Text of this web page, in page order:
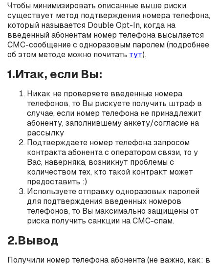
Чтобы минимизировать описанные выше риски,
существует метод подтверждения номера телефона,
который называется Double Opt-In, когда на
введенный абонентам номер телефона высылается
СМС-сообщение с одноразовым паролем (подробнее
об этом методе можно почитать тут).
1.Итак, если Вы:
Никак не проверяете введенные номера
телефонов, то Вы рискуете получить штраф в
случае, если номер телефона не принадлежит
абоненту, заполнившему анкету/согласие на
рассылку
Подтверждаете номер телефона запросом
контракта абонента с оператором связи, то у
Вас, наверняка, возникнут проблемы с
количеством тех, кто такой контракт может
предоставить :)
Используете отправку одноразовых паролей
для подтверждения введенных номеров
телефонов, то Вы максимально защищены от
риска получить санкции на СМС-спам.
2.Вывод
Получили номер телефона абонента (не важно, как: в